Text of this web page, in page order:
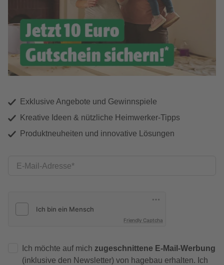
Exklusive Angebote und Gewinnspiele
Kreative Ideen & nützliche Heimwerker-Tipps
Produktneuheiten und innovative Lösungen
E-Mail-Adresse
Friendly Captcha
Ich möchte auf mich zugeschnittene E-Mail-Werbung
(inklusive den Newsletter) von hagebau erhalten. Ich